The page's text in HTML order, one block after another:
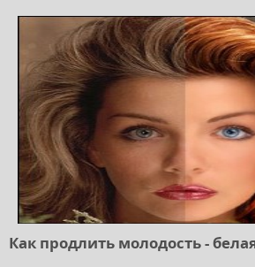
Как продлить молодость -